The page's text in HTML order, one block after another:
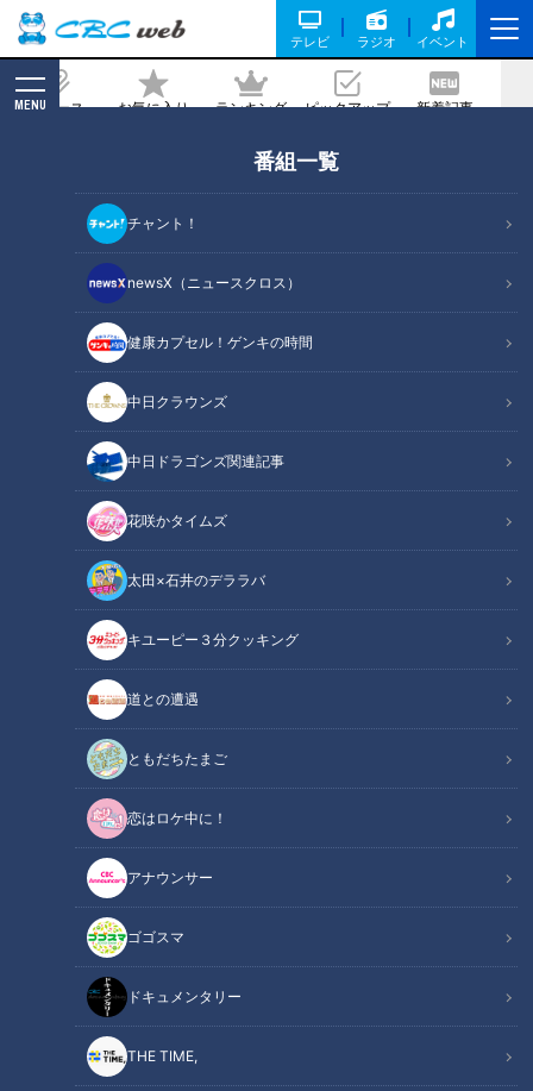
テレビ ラジオ イベント
ニュース お気に入り ランキング ピックアップ 新着記事
MENU
番組一覧
チャント！
newsX（ニュースクロス）
健康カプセル！ゲンキの時間
中日クラウンズ
中日ドラゴンズ関連記事
花咲かタイムズ
太田×石井のデララバ
キユーピー３分クッキング
道との遭遇
ともだちたまご
恋はロケ中に！
アナウンサー
ゴゴスマ
ドキュメンタリー
THE TIME,
と10分、生でしゃべります＃35
2021/11/15 15:50
ゴゴスマ
あと10分、生でしゃべります
11/15(月)ゴゴスマ生配信＃３５【あと10分、生でしゃべりま
▼佳代ちゃん&愛ちゃん初参戦！！
▼非の打ち所がない!?愛ちゃんの得意料理は？
▼ギャップ萌え♡ 愛ちゃんのお酒事情
▼生配信企画「あと10分、生でしゃべります」
その日の放送で起こったこと、何を伝えたかったのか、
このコメントの意図は何だったのか、ベストコメントから反省
点などなど・・・
時にはコメンテーターの皆さんと一緒に、MC石井が10分でお